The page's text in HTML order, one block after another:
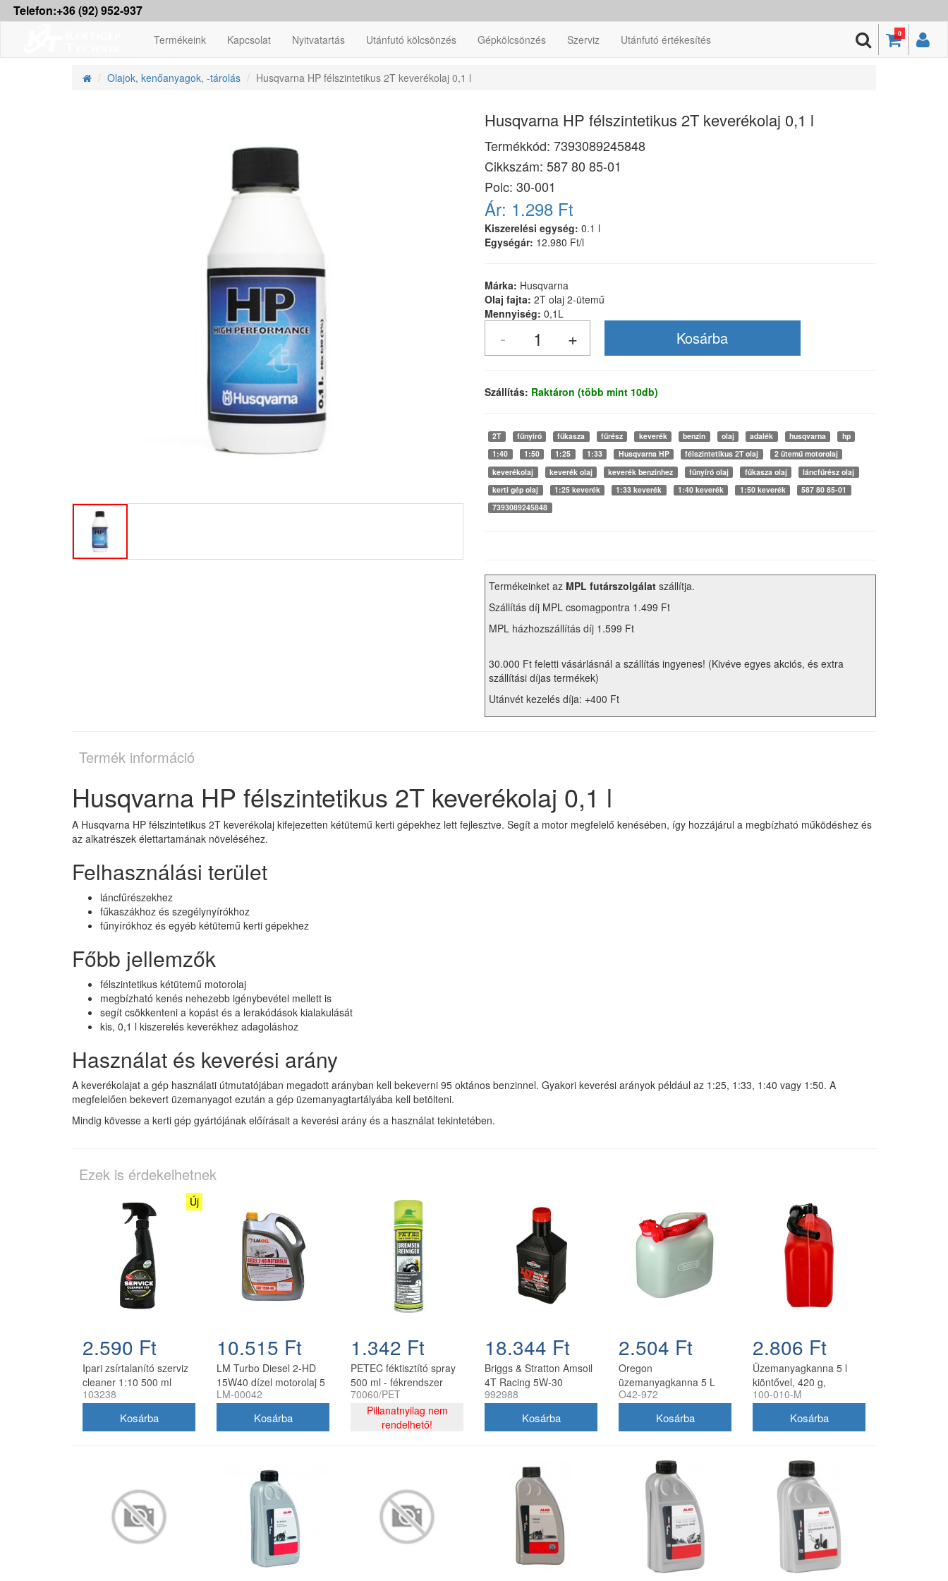
Telefon:+36 (92) 952-937
0
Termékeink Kapcsolat Nyitvatartás Utánfutó kölcsönzés Gépkölcsönzés Szerviz Utánfutó értékesítés
Olajok, kenőanyagok, -tárolás Husqvarna HP félszintetikus 2T keverékolaj 0,1 l
Husqvarna HP félszintetikus 2T keverékolaj 0,1 l
Termékkód: 7393089245848
Cikkszám: 587 80 85-01
Polc: 30-001
Ár: 1.298 Ft
Kiszerelési egység: 0.1 l
Egységár: 12.980 Ft/l
Márka: Husqvarna
Olaj fajta: 2T olaj 2-ütemű
Mennyiség: 0,1L
Szállítás: Raktáron (több mint 10db)
2T fűnyíró fűkasza fűrész keverék benzin olaj adalék husqvarna
hp
1:40
1:50 1:25 1:33 Husqvarna HP félszintetikus 2T olaj
2 ütemű motorolaj
keverékolaj
keverék olaj keverék benzinhez fűnyíró olaj fűkasza olaj
láncfűrész olaj
kerti gép olaj
1:25 keverék 1:33 keverék 1:40 keverék 1:50 keverék
587 80 85-01
7393089245848
Termékeinket az MPL futárszolgálat szállítja.
Szállítás díj MPL csomagpontra 1.499 Ft
MPL házhozszállítás díj 1.599 Ft
30.000 Ft feletti vásárlásnál a szállítás ingyenes! (Kivéve egyes akciós, és extra
szállítási díjas termékek)
Utánvét kezelés díja: +400 Ft
Termék információ
Husqvarna HP félszintetikus 2T keverékolaj 0,1 l
A Husqvarna HP félszintetikus 2T keverékolaj kifejezetten kétütemű kerti gépekhez lett fejlesztve. Segít a motor megfelelő kenésében, így hozzájárul a megbízható működéshez és
az alkatrészek élettartamának növeléséhez.
Felhasználási terület
láncfűrészekhez
fűkaszákhoz és szegélynyírókhoz
fűnyírókhoz és egyéb kétütemű kerti gépekhez
Főbb jellemzők
félszintetikus kétütemű motorolaj
megbízható kenés nehezebb igénybevétel mellett is
segít csökkenteni a kopást és a lerakódások kialakulását
kis, 0,1 l kiszerelés keverékhez adagoláshoz
Használat és keverési arány
A keverékolajat a gép használati útmutatójában megadott arányban kell bekeverni 95 oktános benzinnel. Gyakori keverési arányok például az 1:25, 1:33, 1:40 vagy 1:50. A
megfelelően bekevert üzemanyagot ezután a gép üzemanyagtartályába kell betölteni.
Mindig kövesse a kerti gép gyártójának előírásait a keverési arány és a használat tekintetében.
Ezek is érdekelhetnek
Új
2.590 Ft
Ipari zsírtalanító szerviz
cleaner 1:10 500 ml
szórófejjel
103238
10.515 Ft
LM Turbo Diesel 2-HD
15W40 dízel motorolaj 5
liter
LM-00042
1.342 Ft
PETEC féktisztító spray
500 ml - fékrendszer
tisztító aeroszol
70060/PET
Pillanatnyilag nem
rendelhető!
18.344 Ft
Briggs & Stratton Amsoil
4T Racing 5W-30
szintetikus motorolaj
992988
2.504 Ft
Oregon
üzemanyagkanna 5 L
fehér, rugalmas
O42-972
2.806 Ft
Üzemanyagkanna 5 l
kiöntővel, 420 g,
utángyártott
100-010-M